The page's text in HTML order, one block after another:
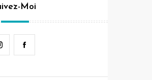
Moi
Instagram